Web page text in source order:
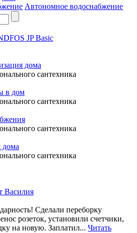
Автономное водоснабжение
JP Basic
дома
сантехника
в дом
сантехника
сантехника
дома
сантехника
Сделали переборку
розеток, установили счетчики,
на новую. Заплатил... Читать